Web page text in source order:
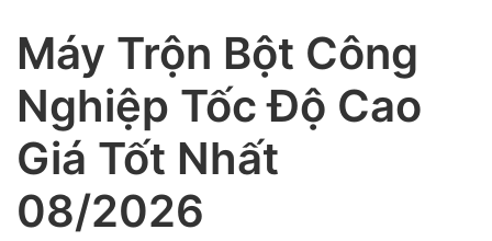
Máy Trộn Bột Công
Nghiệp Tốc Độ Cao
Giá Tốt Nhất
08/2026